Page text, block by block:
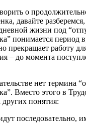
о
давайте разберемся,
жизни под
понимается период
прекращает работу
– до момента
нет термина
Вместо этого в
других понятия:
последовательно,